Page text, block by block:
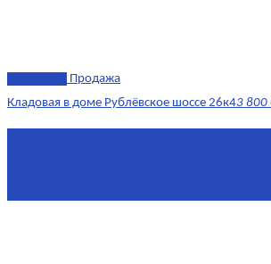
Продажа
Кладовая в доме Рублёвское шоссе 26к43 800